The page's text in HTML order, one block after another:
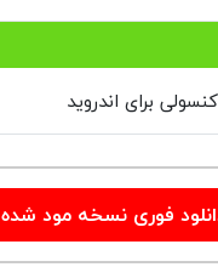
فوری نسخه مود شده